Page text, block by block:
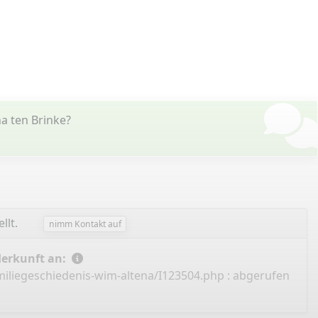
ten Brinke?
nimm Kontakt auf
an:
wim-altena/I123504.php : abgerufen